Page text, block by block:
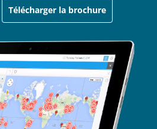
Télécharger la brochure